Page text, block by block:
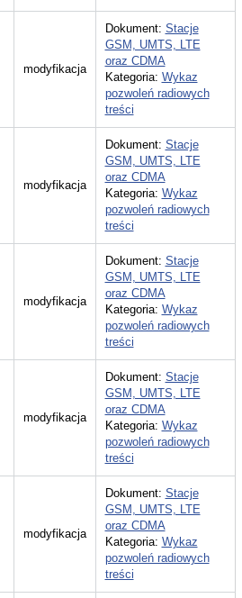
modyfikacja
Dokument: Stacje
GSM, UMTS, LTE
oraz CDMA
Kategoria: Wykaz
pozwoleń radiowych
treści
modyfikacja
Dokument: Stacje
GSM, UMTS, LTE
oraz CDMA
Kategoria: Wykaz
pozwoleń radiowych
treści
modyfikacja
Dokument: Stacje
GSM, UMTS, LTE
oraz CDMA
Kategoria: Wykaz
pozwoleń radiowych
treści
modyfikacja
Dokument: Stacje
GSM, UMTS, LTE
oraz CDMA
Kategoria: Wykaz
pozwoleń radiowych
treści
modyfikacja
Dokument: Stacje
GSM, UMTS, LTE
oraz CDMA
Kategoria: Wykaz
pozwoleń radiowych
treści